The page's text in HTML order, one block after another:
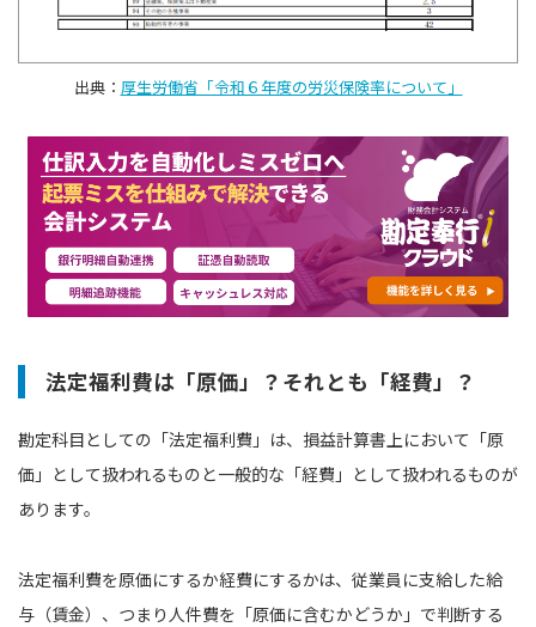
出典： 厚生労働省「令和６年度の労災保険率について」
法定福利費は「原価」？それとも「経費」？
勘定科目としての「法定福利費」は、損益計算書上において「原
価」として扱われるものと一般的な「経費」として扱われるものが
あります。
法定福利費を原価にするか経費にするかは、従業員に支給した給
与（賃金）、つまり人件費を「原価に含むかどうか」で判断する